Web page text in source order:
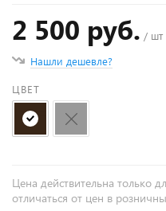
2 500 руб. / шт
Нашли дешевле?
ЦВЕТ
Цена действительна только
отличаться от цен в